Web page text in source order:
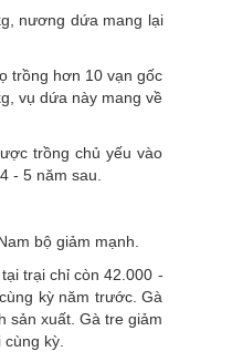
nương dứa mang lại
trồng hơn 10 vạn gốc
vụ dứa này mang về
trồng chủ yếu vào
- 5 năm sau.
bộ giảm mạnh.
trại chỉ còn 42.000 -
kỳ năm trước. Gà
sản xuất. Gà tre giảm
kỳ.